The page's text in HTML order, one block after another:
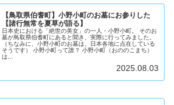
【鳥取県伯耆町】小野小町のお墓にお参りした
【諸行無常を夏草が語る】
日本史における「絶世の美女」の一人・小野小町。 そのお
墓が鳥取県伯耆町にあると聞き、実際に行ってみました。
（ちなみに、小野小町のお墓は、日本各地に点在している
そうです） 小野小町って誰？ 小野小町（おののこまち）
は...
2025.08.03